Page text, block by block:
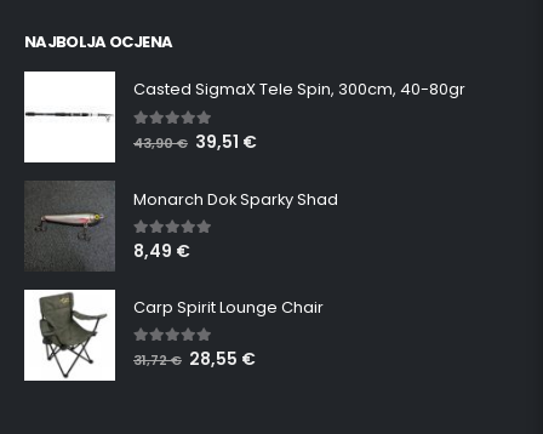
NAJBOLJA OCJENA
Casted SigmaX Tele Spin, 300cm, 40-80gr
5.00 out of 5
43,90€ 39,51 €
Monarch Dok Sparky Shad
5.00 out of 5
8,49 €
Carp Spirit Lounge Chair
5.00 out of 5
31,72€ 28,55 €